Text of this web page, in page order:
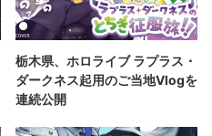
栃木県、ホロライブ ラプラス・
ダークネス起用のご当地Vlogを
連続公開